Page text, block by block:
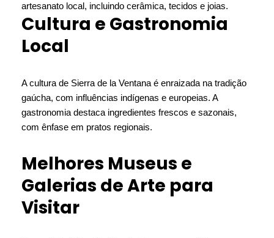
artesanato local, incluindo cerâmica, tecidos e joias.
Cultura e Gastronomia
Local
A cultura de Sierra de la Ventana é enraizada na tradição
gaúcha, com influências indígenas e europeias. A
gastronomia destaca ingredientes frescos e sazonais,
com ênfase em pratos regionais.
Melhores Museus e
Galerias de Arte para
Visitar